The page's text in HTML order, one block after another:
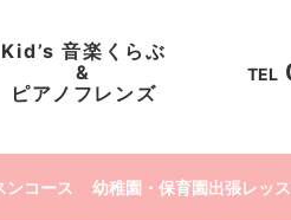
Kid’s 音楽くらぶ
&
ピアノフレンズ
ンコース 幼稚園・保育園出張レッ
TEL